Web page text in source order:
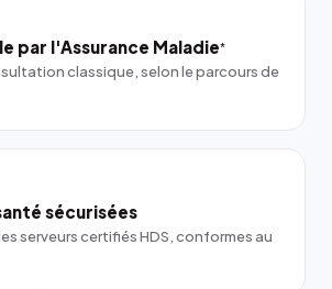
par l'Assurance Maladie*
classique, selon le parcours de
sécurisées
serveurs certifiés HDS, conformes au